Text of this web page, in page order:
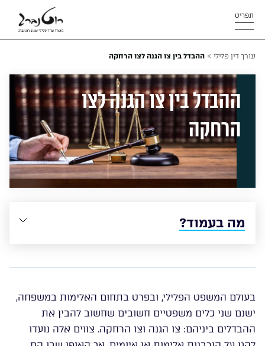
תפריט
עורך דין פלילי » ההבדל בין צו הגנה לצו הרחקה
ההבדל בין צו הגנה לצו
הרחקה
מה בעמוד?
בעולם המשפט הפלילי, ובפרט בתחום האלימות במשפחה,
ישנם שני כלים משפטיים חשובים שחשוב להבין את
ההבדלים ביניהם: צו הגנה וצו הרחקה. צווים אלה נועדו